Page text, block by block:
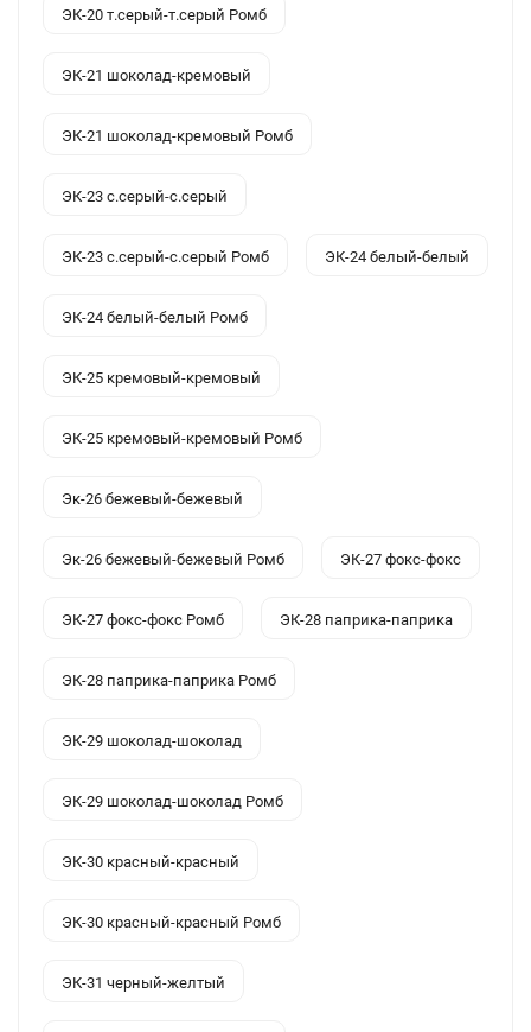
ЭК-20 т.серый-т.серый Ромб
ЭК-21 шоколад-кремовый
ЭК-21 шоколад-кремовый Ромб
ЭК-23 с.серый-с.серый
ЭК-23 с.серый-с.серый Ромб ЭК-24 белый-белый
ЭК-24 белый-белый Ромб
ЭК-25 кремовый-кремовый
ЭК-25 кремовый-кремовый Ромб
Эк-26 бежевый-бежевый
Эк-26 бежевый-бежевый Ромб ЭК-27 фокс-фокс
ЭК-27 фокс-фокс Ромб ЭК-28 паприка-паприка
ЭК-28 паприка-паприка Ромб
ЭК-29 шоколад-шоколад
ЭК-29 шоколад-шоколад Ромб
ЭК-30 красный-красный
ЭК-30 красный-красный Ромб
ЭК-31 черный-желтый